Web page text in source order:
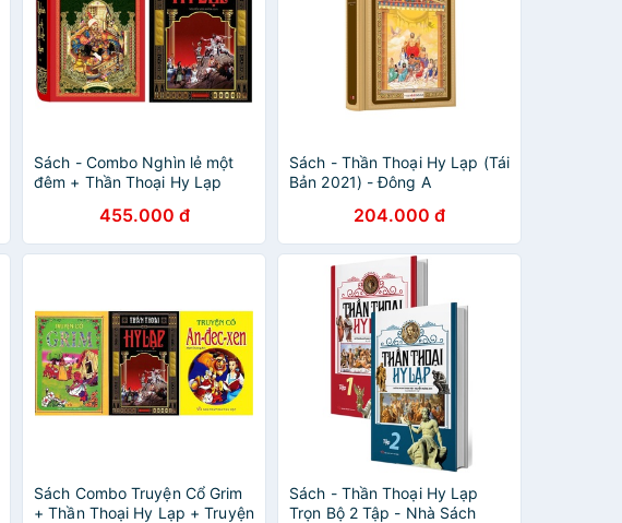
Sách - Combo Nghìn lẻ một
đêm + Thần Thoại Hy Lạp
455.000 đ
Sách - Thần Thoại Hy Lạp (Tái
Bản 2021) - Đông A
204.000 đ
Sách Combo Truyện Cổ Grim
+ Thần Thoại Hy Lạp + Truyện
Sách - Thần Thoại Hy Lạp
Trọn Bộ 2 Tập - Nhà Sách